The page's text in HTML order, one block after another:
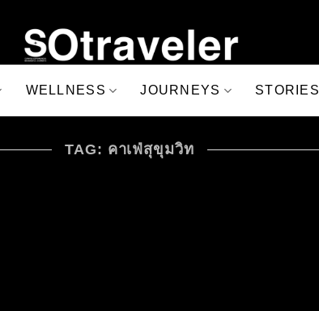
WELLNESS JOURNEYS STORIES
TAG: คาเฟ่สุขุมวิท